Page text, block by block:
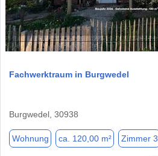
Fachwerktraum in Burgwedel
Burgwedel, 30938
Wohnung ca. 120,00 m² Zimmer 3